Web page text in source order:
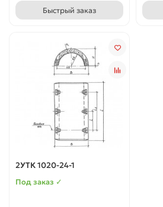
Быстрый заказ
2УТК 1020-24-1
Под заказ ✓